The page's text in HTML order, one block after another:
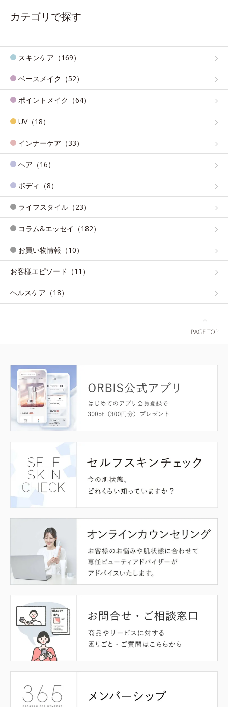
カテゴリで探す
スキンケア（169）
ベースメイク（52）
ポイントメイク（64）
UV（18）
インナーケア（33）
ヘア（16）
ボディ（8）
ライフスタイル（23）
コラム&エッセイ（182）
お買い物情報（10）
お客様エピソード（11）
ヘルスケア（18）